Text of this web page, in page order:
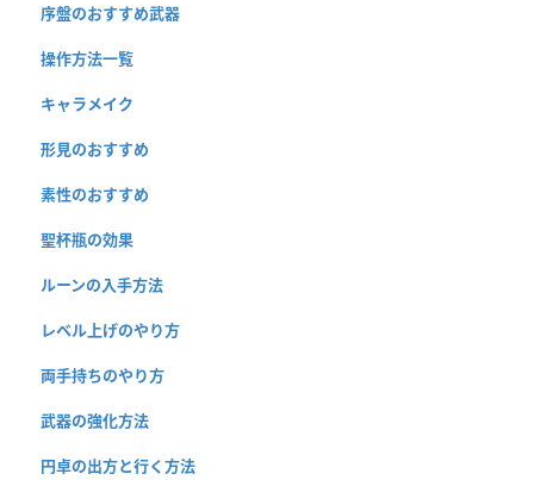
序盤のおすすめ武器
操作方法一覧
キャラメイク
形見のおすすめ
素性のおすすめ
聖杯瓶の効果
ルーンの入手方法
レベル上げのやり方
両手持ちのやり方
武器の強化方法
円卓の出方と行く方法